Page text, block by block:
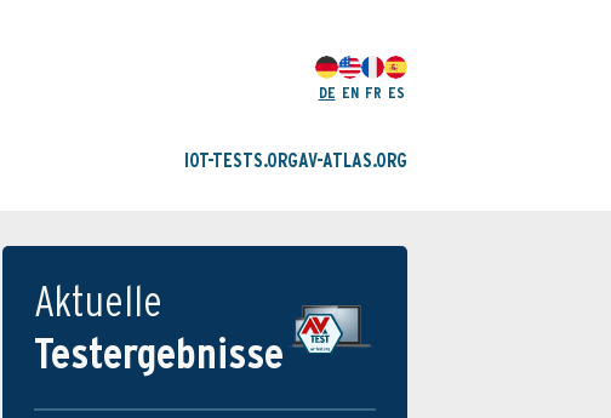
DE EN FR ES
IOT-TESTS.ORGAV-ATLAS.ORG
Aktuelle
Testergebnisse